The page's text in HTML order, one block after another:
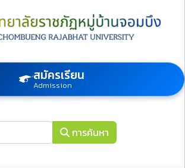
สมัครเรียน
Admission
การค้นหา